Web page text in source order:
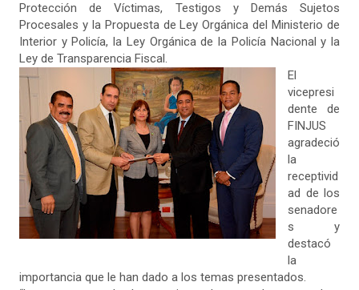
Protección de Víctimas, Testigos y Demás Sujetos
Procesales y la Propuesta de Ley Orgánica del Ministerio de
Interior y Policía, la Ley Orgánica de la Policía Nacional y la
Ley de Transparencia Fiscal.
El
vicepresi
dente de
FINJUS
agradeció
la
receptivid
ad de los
senadore
s y
destacó
la
importancia que le han dado a los temas presentados.